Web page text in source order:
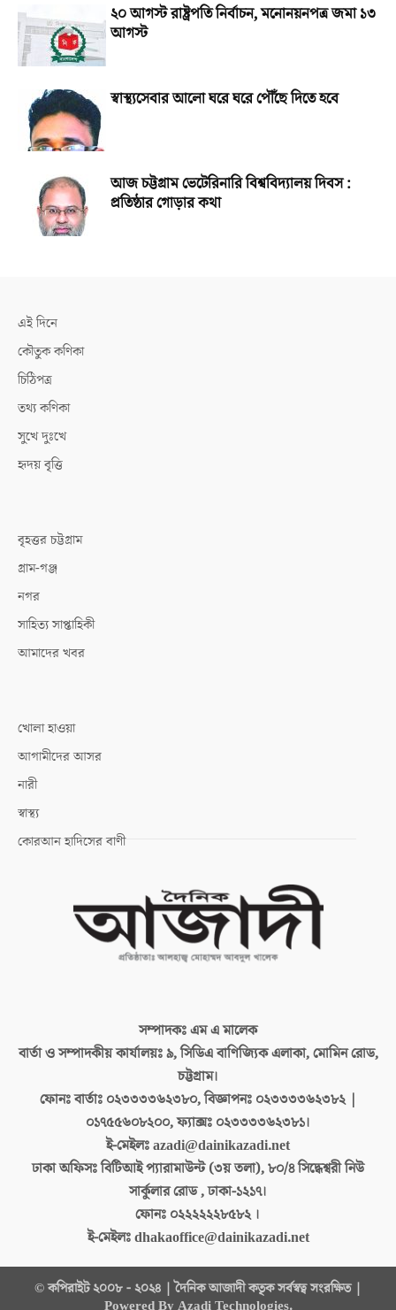
২০ আগস্ট রাষ্ট্রপতি নির্বাচন, মনোনয়নপত্র জমা ১৩
আগস্ট
স্বাস্থ্যসেবার আলো ঘরে ঘরে পৌঁছে দিতে হবে
আজ চট্টগ্রাম ভেটেরিনারি বিশ্ববিদ্যালয় দিবস :
প্রতিষ্ঠার গোড়ার কথা
এই দিনে
কৌতুক কণিকা
চিঠিপত্র
তথ্য কণিকা
সুখে দুঃখে
হৃদয় বৃত্তি
বৃহত্তর চট্টগ্রাম
গ্রাম-গঞ্জ
নগর
সাহিত্য সাপ্তাহিকী
আমাদের খবর
খোলা হাওয়া
আগামীদের আসর
নারী
স্বাস্থ্য
কোরআন হাদিসের বাণী
সম্পাদকঃএম এ মালেক
বার্তা ও সম্পাদকীয় কার্যালয়ঃ৯, সিডিএ বাণিজ্যিক এলাকা, মোমিন রোড,
চট্টগ্রাম।
ফোনঃ বার্তাঃ ০২৩৩৩৩৬২৩৮০, বিজ্ঞাপনঃ ০২৩৩৩৩৬২৩৮২ |
০১৭৫৫৬০৮২০০, ফ্যাক্সঃ ০২৩৩৩৩৬২৩৮১।
ই-মেইলঃazadi@dainikazadi.net
ঢাকা অফিসঃবিটিআই প্যারামাউন্ট (৩য় তলা), ৮০/৪ সিদ্ধেশ্বরী নিউ
সার্কুলার রোড , ঢাকা-১২১৭।
ফোনঃ ০২২২২২২৮৫৮২ ।
ই-মেইলঃdhakaoffice@dainikazadi.net
© কপিরাইট ২০০৮ - ২০২৪ | দৈনিক আজাদী কতৃক সর্বস্বত্ব সংরক্ষিত |